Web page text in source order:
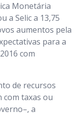
Monetária
a Selic a 13,75
aumentos pela
para a
com
de recursos
com taxas ou
a